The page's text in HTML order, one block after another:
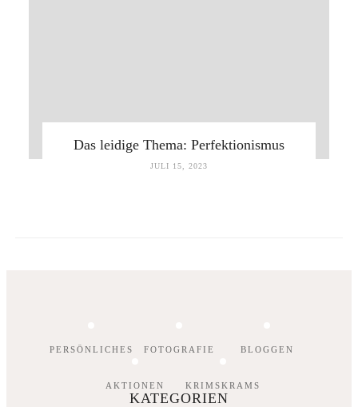
Das leidige Thema: Perfektionismus
JULI 15, 2023
PERSÖNLICHES FOTOGRAFIE BLOGGEN
AKTIONEN KRIMSKRAMS
KATEGORIEN